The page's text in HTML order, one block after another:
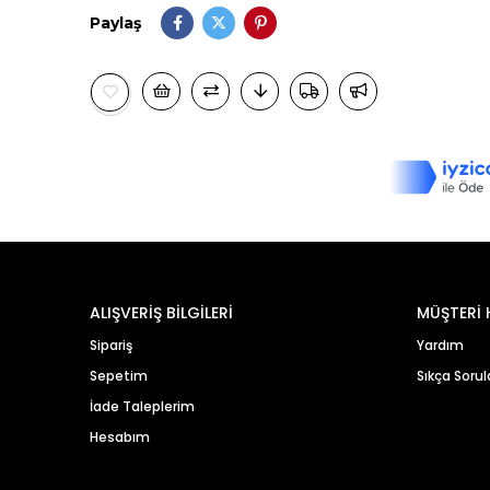
Paylaş
ALIŞVERİŞ BİLGİLERİ
Sipariş
Sepetim
İade Taleplerim
Hesabım
MÜŞTERİ
Yardım
Sıkça